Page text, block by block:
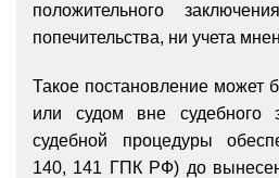
положительного
попечительства, ни учета
Такое постановление может
или судом вне судебного
судебной процедуры
140, 141 ГПК РФ) до